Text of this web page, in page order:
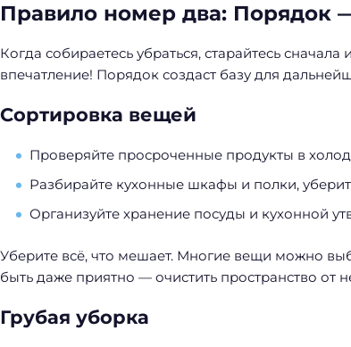
Правило номер два: Порядок
Когда собираетесь убраться, старайтесь
впечатление! Порядок создаст базу для
Сортировка вещей
Проверяйте просроченные продукты в
Разбирайте кухонные шкафы и полки,
Организуйте хранение посуды и кухонной
Уберите всё, что мешает. Многие вещи можно
быть даже приятно — очистить пространство от
Грубая уборка